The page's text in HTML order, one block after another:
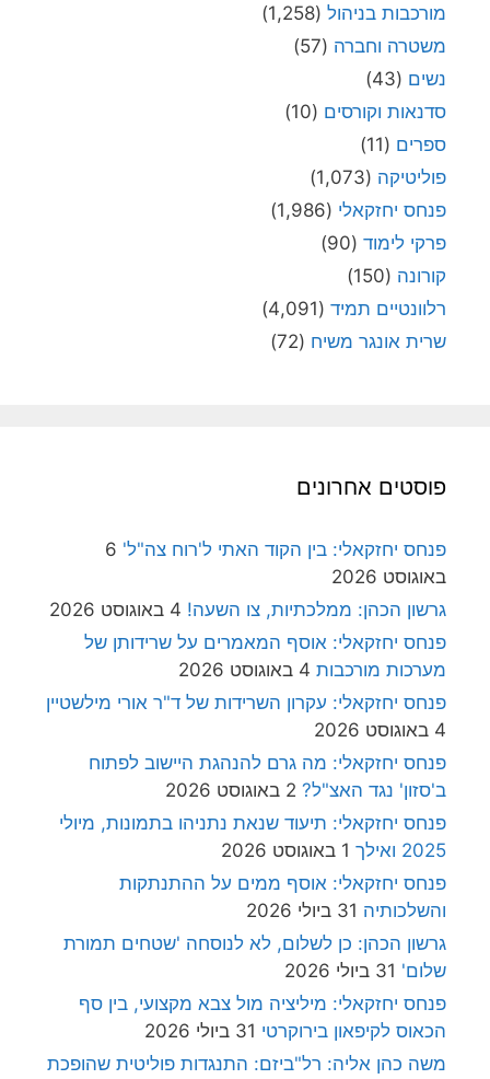
מורכבות בניהול (1,258)
משטרה וחברה (57)
נשים (43)
סדנאות וקורסים (10)
ספרים (11)
פוליטיקה (1,073)
פנחס יחזקאלי (1,986)
פרקי לימוד (90)
קורונה (150)
רלוונטיים תמיד (4,091)
שרית אונגר משיח (72)
פוסטים אחרונים
פנחס יחזקאלי: בין הקוד האתי ל'רוח צה"ל' 6
באוגוסט 2026
גרשון הכהן: ממלכתיות, צו השעה! 4 באוגוסט 2026
פנחס יחזקאלי: אוסף המאמרים על שרידותן של
מערכות מורכבות 4 באוגוסט 2026
פנחס יחזקאלי: עקרון השרידות של ד"ר אורי מילשטיין
4 באוגוסט 2026
פנחס יחזקאלי: מה גרם להנהגת היישוב לפתוח
ב'סזון' נגד האצ"ל? 2 באוגוסט 2026
פנחס יחזקאלי: תיעוד שנאת נתניהו בתמונות, מיולי
2025 ואילך
1 באוגוסט 2026
פנחס יחזקאלי: אוסף ממים על ההתנתקות
והשלכותיה 31 ביולי 2026
גרשון הכהן: כן לשלום, לא לנוסחה 'שטחים תמורת
שלום' 31 ביולי 2026
פנחס יחזקאלי: מיליציה מול צבא מקצועי, בין סף
הכאוס לקיפאון בירוקרטי 31 ביולי 2026
משה כהן אליה: רל"ביזם: התנגדות פוליטית שהופכת